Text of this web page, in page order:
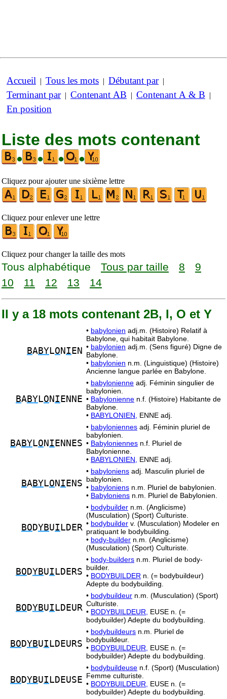
Accueil | Tous les mots | Débutant par|
Terminant par| Contenant AB | Contenant A & B |
En position
Liste des mots contenant
•
• • •
Cliquez pour ajouter une sixième lettre
Cliquez pour enlever une lettre
Cliquez pour changer la taille des mots
Tous alphabétique Tous par taille 8
9
10
11 12 13 14
Il y a 18 mots contenant 2B, I, O et Y
BABYLO N I EN
• babylonien adj.m. (Histoire) Relatif à
Babylone, qui habitait Babylone.
• babylonien adj.m. (Sens figuré) Digne de
Babylone.
• babylonien n.m. (Linguistique) (Histoire)
Ancienne langue parlée en Babylone.
BABYLO N I ENNE
• babylonienne adj. Féminin singulier de
babylonien.
• Babylonienne n.f. (Histoire) Habitante de
Babylone.
• BABYLONIEN, ENNE adj.
BABYLO N I ENNES
• babyloniennes adj. Féminin pluriel de
babylonien.
• Babyloniennes n.f. Pluriel de
Babylonienne.
• BABYLONIEN, ENNE adj.
BABYLO N I ENS
• babyloniens adj. Masculin pluriel de
babylonien.
• babyloniens n.m. Pluriel de babylonien.
• Babyloniens n.m. Pluriel de Babylonien.
BO DYBUI LDER
• bodybuilder n.m. (Anglicisme)
(Musculation) (Sport) Culturiste.
• bodybuilder v. (Musculation) Modeler en
pratiquant le bodybuilding.
• body-builder n.m. (Anglicisme)
(Musculation) (Sport) Culturiste.
BO DYBUI LDERS
• body-builders n.m. Pluriel de body-
builder.
• BODYBUILDER n. (= bodybuildeur)
Adepte du bodybuilding.
BO DYBUI LDEUR
• bodybuildeur n.m. (Musculation) (Sport)
Culturiste.
• BODYBUILDEUR,
EUSE n. (=
bodybuilder) Adepte du bodybuilding.
BO DYBUI LDEURS
• bodybuildeurs n.m. Pluriel de
bodybuildeur.
• BODYBUILDEUR,
EUSE n. (=
bodybuilder) Adepte du bodybuilding.
BO DYBUI LDEUSE
• bodybuildeuse n.f. (Sport) (Musculation)
Femme culturiste.
• BODYBUILDEUR,
EUSE n. (=
bodybuilder) Adepte du bodybuilding.